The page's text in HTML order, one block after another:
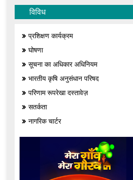
विविध
प्रशिक्षण कार्यक्रम
घोषणा
सूचना का अधिकार अधिनियम
भारतीय कृषि अनुसंधान परिषद
परिणाम रूपरेखा दस्तावेज़
सतर्कता
नागरिक चार्टर